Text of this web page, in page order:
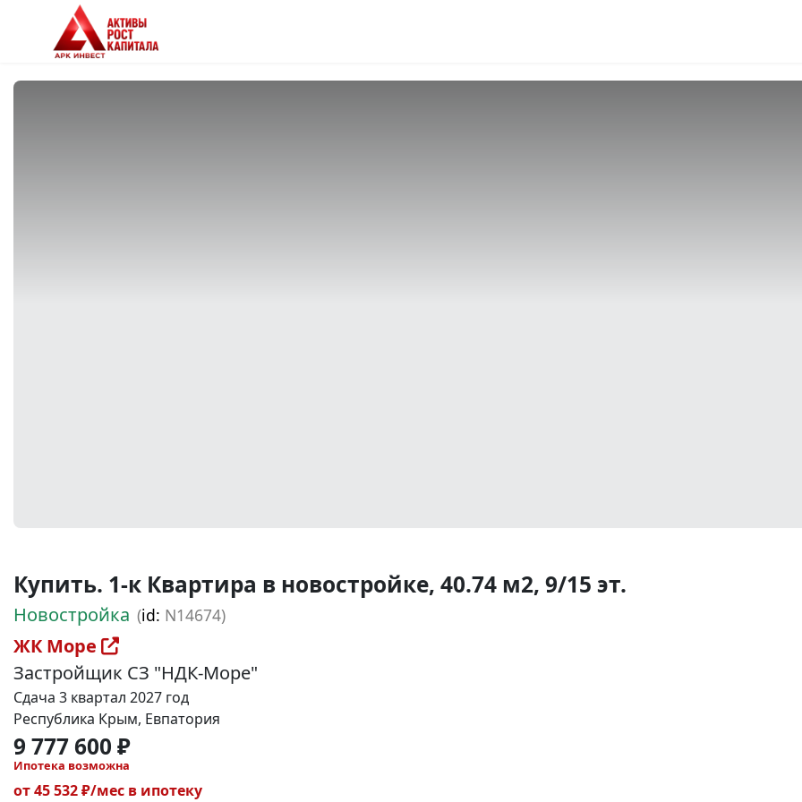
Купить. 1-к Квартира в новостройке, 40.74 м2, 9/15 эт.
Новостройка (id: N14674)
ЖК Море
Застройщик СЗ "НДК-Море"
Сдача 3 квартал 2027 год
Республика Крым, Евпатория
9 777 600 ₽
Ипотека возможна
от 45 532 ₽/мес в ипотеку